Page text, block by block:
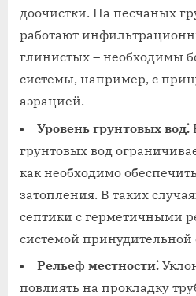
доочистки. На песчаных
работают
глинистых – необходимы
системы‚ например‚ с
аэрацией.
Уровень грунтовых вод⁚
грунтовых вод
как необходимо
затопления. В таких
септики с герметичными
системой принудительной
Рельеф местности⁚
повлиять на прокладку